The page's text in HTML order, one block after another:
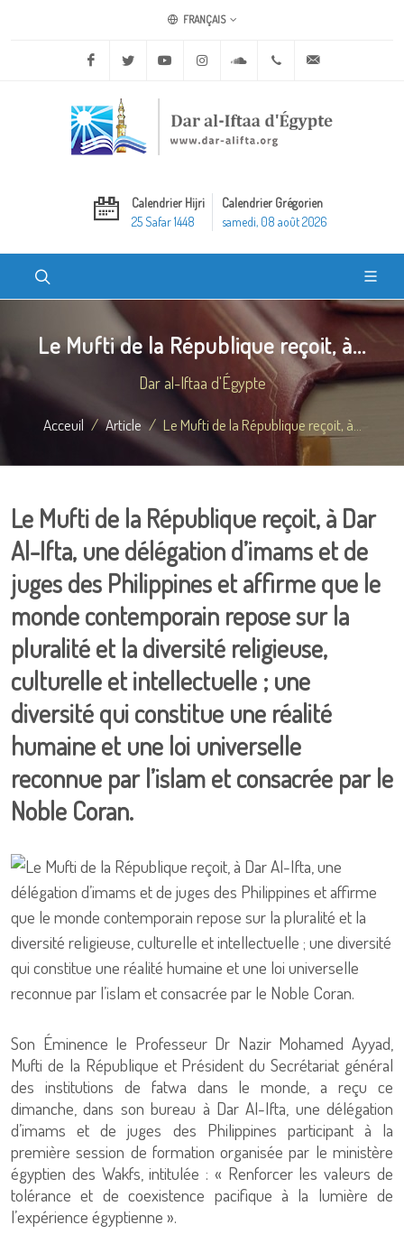
FRANÇAIS
Facebook Twitter Youtube Instagram Soundcloud+20 2 25970400
Calendrier Hijri
25 Safar 1448
Calendrier Grégorien
samedi, 08 août 2026
Le Mufti de la République reçoit, à...
Dar al-Iftaa d'Égypte
Acceuil Article Le Mufti de la République reçoit, à...
Le Mufti de la République reçoit, à Dar
Al-Ifta, une délégation d’imams et de
juges des Philippines et affirme que le
monde contemporain repose sur la
pluralité et la diversité religieuse,
culturelle et intellectuelle ; une
diversité qui constitue une réalité
humaine et une loi universelle
reconnue par l’islam et consacrée par le
Noble Coran.
Son Éminence le Professeur Dr Nazir Mohamed Ayyad,
Mufti de la République et Président du Secrétariat général
des institutions de fatwa dans le monde, a reçu ce
dimanche, dans son bureau à Dar Al-Ifta, une délégation
d’imams et de juges des Philippines participant à la
première session de formation organisée par le ministère
égyptien des Wakfs, intitulée : « Renforcer les valeurs de
tolérance et de coexistence pacifique à la lumière de
l’expérience égyptienne ».